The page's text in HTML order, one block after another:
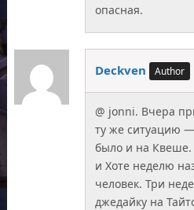
опасная.
Deckven
@ jonni. Вчера
ту же ситуацию
было и на Квеше.
и Хоте неделю
человек. Три
джедайку на